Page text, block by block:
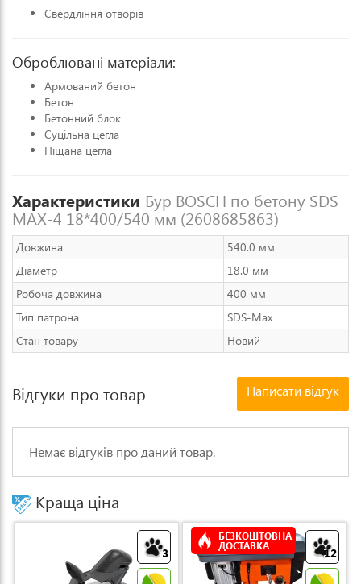
Свердління отворів
Оброблювані матеріали:
Армований бетон
Бетон
Бетонний блок
Суцільна цегла
Піщана цегла
Характеристики Бур BOSCH по бетону SDS
MAX-4 18*400/540 мм (2608685863)
Довжина
540.0 мм
Діаметр
18.0 мм
Робоча довжина
400 мм
Тип патрона
SDS-Max
Стан товару
Новий
Відгуки про товар Написати відгук
Немає відгуків про даний товар.
Краща ціна
3 12
БЕЗКОШТОВНА
ДОСТАВКА